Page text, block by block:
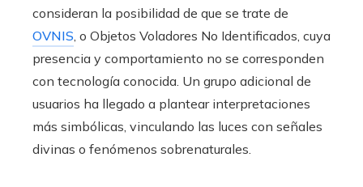
consideran la posibilidad de que se trate de
OVNIS, o Objetos Voladores No Identificados, cuya
presencia y comportamiento no se corresponden
con tecnología conocida. Un grupo adicional de
usuarios ha llegado a plantear interpretaciones
más simbólicas, vinculando las luces con señales
divinas o fenómenos sobrenaturales.